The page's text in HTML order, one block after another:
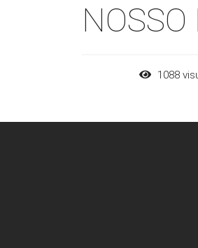
NOSSO
1088